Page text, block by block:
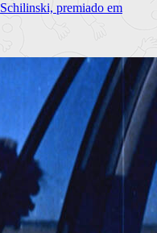
premiado em